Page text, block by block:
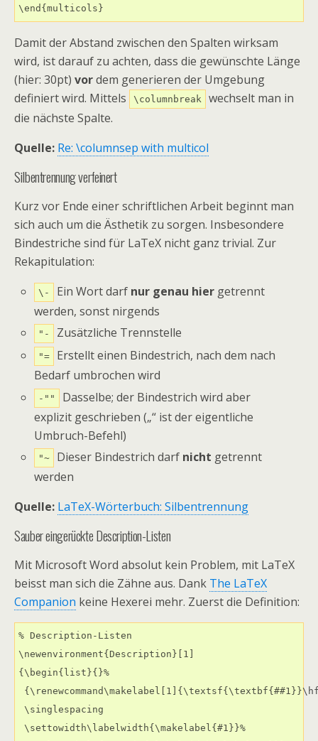
Damit der Abstand zwischen den Spalten wirksam
wird, ist darauf zu achten, dass die gewünschte Länge
(hier: 30pt) vordem generieren der Umgebung
definiert wird. Mittels
\columnbreak
wechselt man in
die nächste Spalte.
Quelle: Re: \columnsep with multicol
Silbentrennung verfeinert
Kurz vor Ende einer schriftlichen Arbeit beginnt man
sich auch um die Ästhetik zu sorgen. Insbesondere
Bindestriche sind für LaTeX nicht ganz trivial. Zur
Rekapitulation:
\- Ein Wort darf nur genau hier getrennt
werden, sonst nirgends
"- Zusätzliche Trennstelle
"=
Erstellt einen Bindestrich, nach dem nach
Bedarf umbrochen wird
-""
Dasselbe; der Bindestrich wird aber
explizit geschrieben („“ ist der eigentliche
Umbruch-Befehl)
"~ Dieser Bindestrich darf nicht getrennt
werden
Quelle: LaTeX-Wörterbuch: Silbentrennung
Sauber eingerückte Description-Listen
Mit Microsoft Word absolut kein Problem, mit LaTeX
beisst man sich die Zähne aus. Dank The LaTeX
Companion keine Hexerei mehr. Zuerst die Definition:
% Description-Listen
\newenvironment{Description}[1]
{\begin{list}{}%
\singlespacing
\settowidth\labelwidth{\makelabel{#1}}%